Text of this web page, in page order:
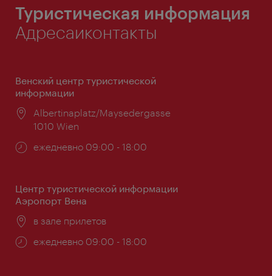
Туристическая информация
Адресаиконтакты
Венский центр туристической
информации
Расположение:
Albertinaplatz/Maysedergasse
1010 Wien
Часы
ежедневно 09:00 - 18:00
Центр туристической информации
Аэропорт Вена
Расположение:
в зале прилетов
Часы
ежедневно 09:00 - 18:00